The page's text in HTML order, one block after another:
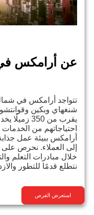
عن أرامكس
تتواجد أرامكس في
شنغهاي وبكين
يقرب من
احتياجاتهم من الخدمات
أرامكس ببيئة عمل جذابة
إلى العملاء. نحرص
خلال مبادرات التعلم
نتطلع قدمًا للتطور
استعرض الفرص